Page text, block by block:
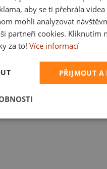
aby se ti přehrála
mohli analyzovat
partneři cookies. Kliknutím
za to! Více informací
PŘIJMOUT A